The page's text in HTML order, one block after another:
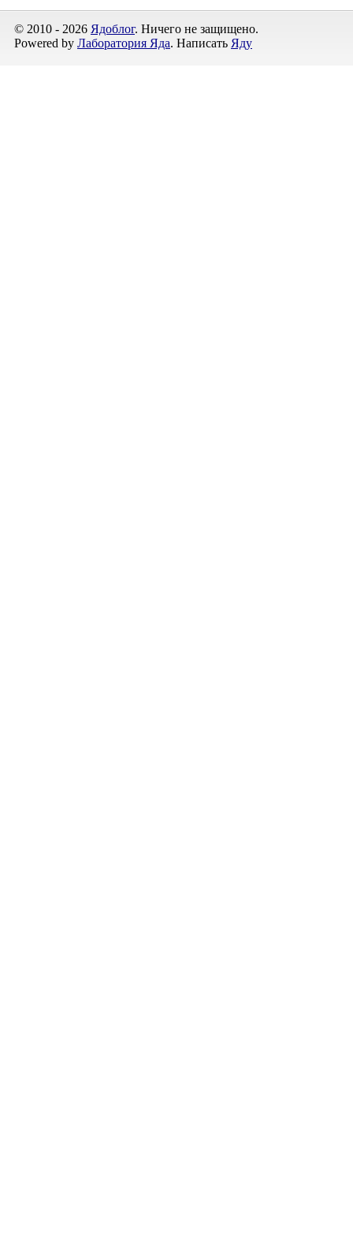
© 2010 - 2026 Ядоблог. Ничего не защищено.
Powered by Лаборатория Яда. Написать Яду